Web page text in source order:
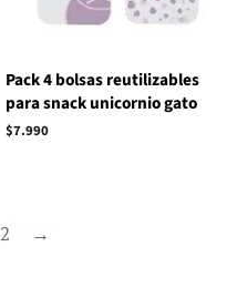
Pack 4 bolsas reutilizables
para snack unicornio gato
Precio
$7.990
2 →